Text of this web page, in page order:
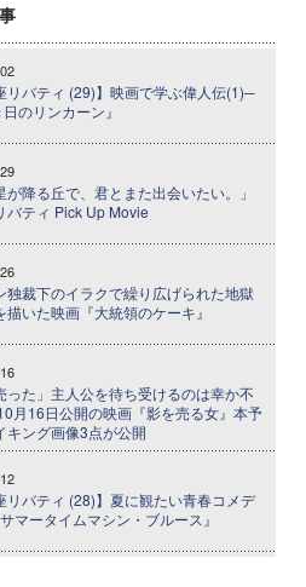
リバティ (29)】映画で学ぶ偉人伝(1)─
のリンカーン』
が降る丘で、君とまた出会いたい。」
バティ Pick Up Movie
独裁下のイラクで繰り広げられた地獄
描いた映画『大統領のケーキ』
った」主人公を待ち受けるのは幸か不
月16日公開の映画『影を売る女』本予
キング画像3点が公開
リバティ (28)】夏に観たい青春コメデ
マータイムマシン・ブルース』